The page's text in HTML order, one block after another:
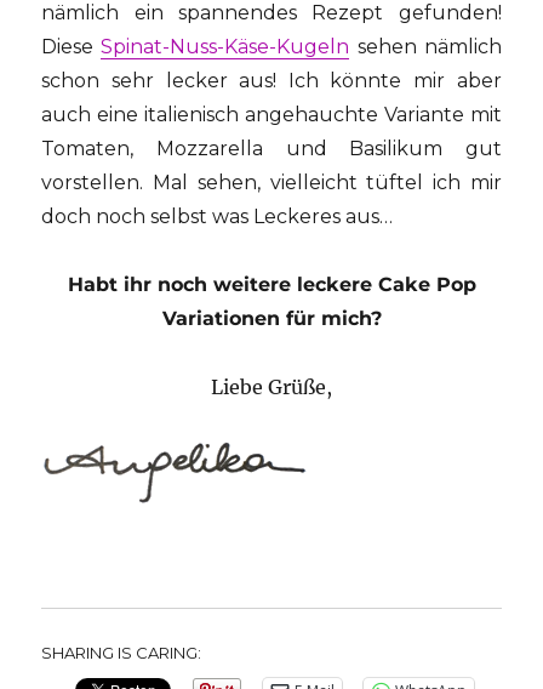
nämlich ein spannendes Rezept gefunden!
DieseSpinat-Nuss-Käse-Kugeln sehen nämlich
schon sehr lecker aus! Ich könnte mir aber
auch eine italienisch angehauchte Variante mit
Tomaten, Mozzarella und Basilikum gut
vorstellen. Mal sehen, vielleicht tüftel ich mir
doch noch selbst was Leckeres aus…
Habt ihr noch weitere leckere Cake Pop
Variationen für mich?
Liebe Grüße,
SHARING IS CARING: